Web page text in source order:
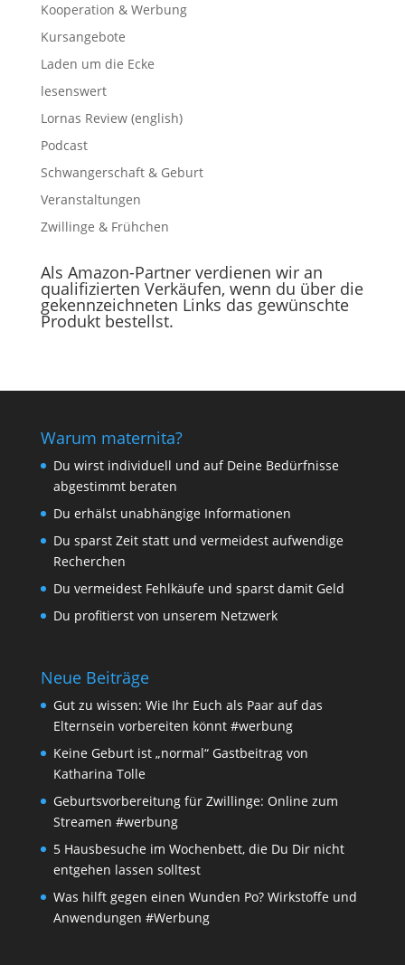
Kooperation & Werbung
Kursangebote
Laden um die Ecke
lesenswert
Lornas Review (english)
Podcast
Schwangerschaft & Geburt
Veranstaltungen
Zwillinge & Frühchen
Als Amazon-Partner verdienen wir an
qualifizierten Verkäufen, wenn du über die
gekennzeichneten Links das gewünschte
Produkt bestellst.
Warum maternita?
Du wirst individuell und auf Deine Bedürfnisse
abgestimmt beraten
Du erhälst unabhängige Informationen
Du sparst Zeit statt und vermeidest aufwendige
Recherchen
Du vermeidest Fehlkäufe und sparst damit Geld
Du profitierst von unserem Netzwerk
Neue Beiträge
Gut zu wissen: Wie Ihr Euch als Paar auf das
Elternsein vorbereiten könnt #werbung
Keine Geburt ist „normal“ Gastbeitrag von
Katharina Tolle
Geburtsvorbereitung für Zwillinge: Online zum
Streamen #werbung
5 Hausbesuche im Wochenbett, die Du Dir nicht
entgehen lassen solltest
Was hilft gegen einen Wunden Po? Wirkstoffe und
Anwendungen #Werbung